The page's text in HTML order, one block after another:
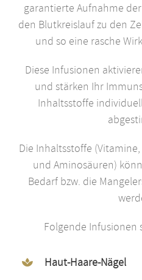
garantierte Aufnahme
den Blutkreislauf zu den
und so eine rasche
Diese Infusionen
und stärken Ihr
Inhaltsstoffe
Die Inhaltsstoffe
und Aminosäuren)
Bedarf bzw. die
Folgende Infusionen
Haut-Haare-Nägel